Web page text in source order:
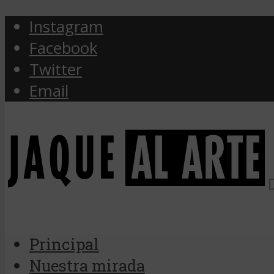
Instagram
Facebook
Twitter
Email
Principal
Nuestra mirada